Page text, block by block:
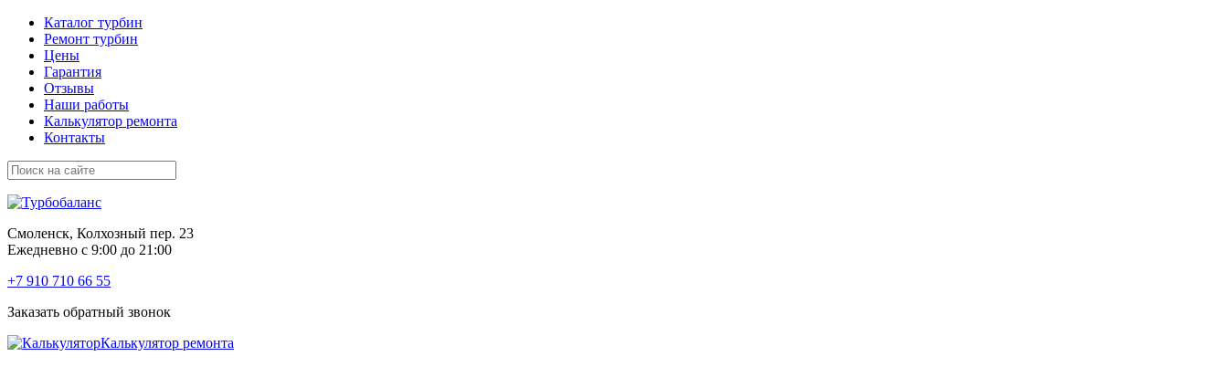
Каталог турбин
Ремонт турбин
Цены
Гарантия
Отзывы
Наши работы
Калькулятор ремонта
Контакты
Смоленск, Колхозный пер. 23
Ежедневно с 9:00 до 21:00
+7 910 710 66 55
Заказать обратный звонок
Калькулятор ремонта